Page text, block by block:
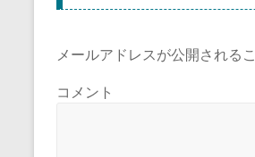
メールアドレスが公開される
コメント